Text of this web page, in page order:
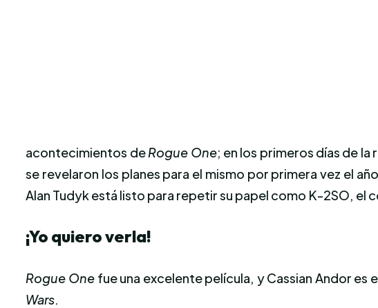
acontecimientos deRogue One; en los primeros días de
se revelaron los planes para el mismo por primera vez el
Alan Tudyk está listo para repetir su papel como K-2SO, el
¡Yo quiero verla!
Rogue Onefue una excelente película, y Cassian Andor es
Wars